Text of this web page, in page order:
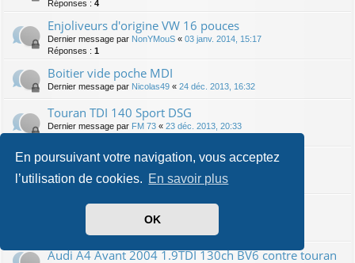
En poursuivant votre navigation, vous acceptez
l’utilisation de cookies. En savoir plus
OK
Réponses : 4
Enjoliveurs d'origine VW 16 pouces
Dernier message par NonYMouS « 03 janv. 2014, 15:17
Réponses : 1
Boitier vide poche MDI
Dernier message par Nicolas49 « 24 déc. 2013, 16:32
Touran TDI 140 Sport DSG
Dernier message par FM 73 « 23 déc. 2013, 20:33
Touran 2.0 TDI 170cv DSG6 CARAT 06/2012
Dernier message par Mc Rai
22 déc. 2013, 14:09
Réponses : 7
Touran 2.0 TDI 140 ch DSG 2009 confortline
Ricou68
Réponses :
Audi A4 Avant 2004 1.9TDI 130ch BV6 contre touran